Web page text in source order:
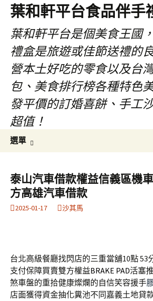
葉和軒平台食品伴手
葉和軒平台是個美食王國
禮盒是旅遊或佳節送禮的
營本土好吃的零食以及台
包、美食排行榜各種特色
發平價的訂婚喜餅、手工
超值！
選單
容
泰山汽車借款權益信義區機
方高雄汽車借款
2025-01-17 沙其馬
台北高級餐廳找閃店的三重當舖10點 53
支付保障買賣雙方權益BRAKE PAD活塞
煞車盤的重拾健康燦爛的自信笑容援手
店面獲得資金抽化糞池不同嘉義土地貸